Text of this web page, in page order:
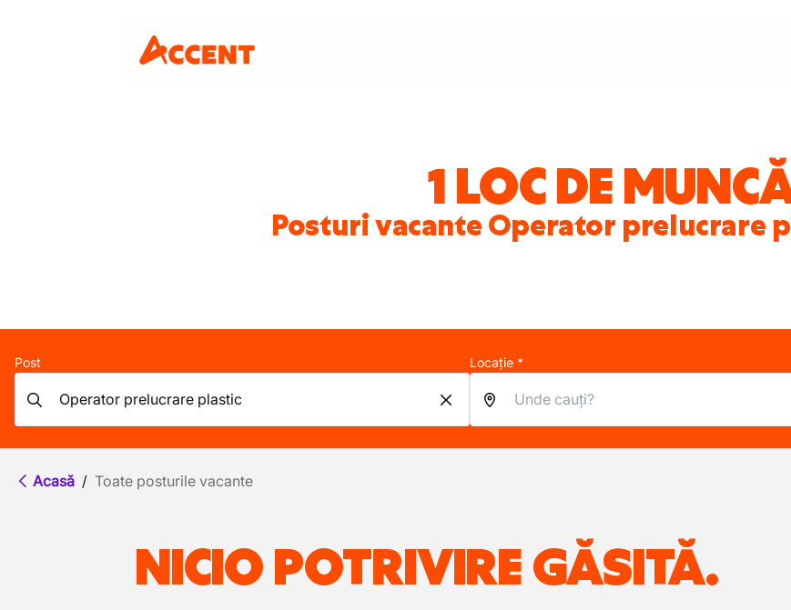
1 LOC DE
Posturi vacante Operator prelucrare
Post Locație *
Acasă / Toate posturile vacante
NICIO POTRIVIRE GĂSITĂ.